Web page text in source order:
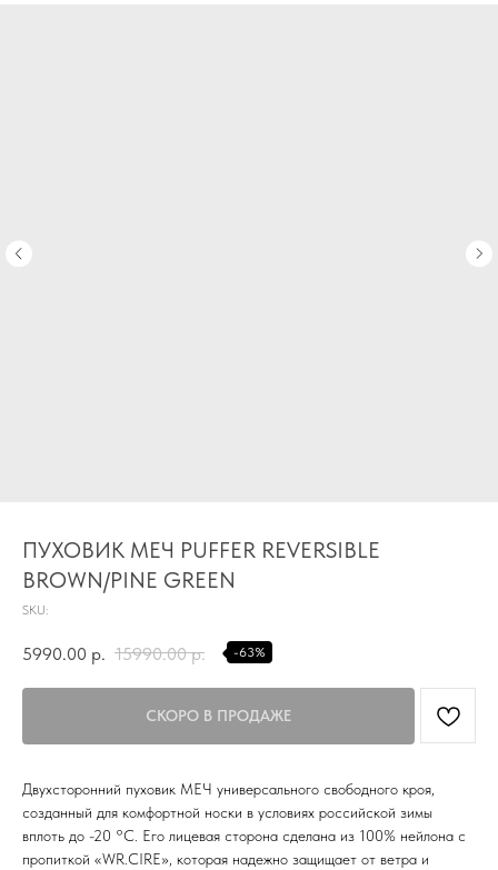
ПУХОВИК МЕЧ PUFFER REVERSIBLE
BROWN/PINE GREEN
SKU:
5990.00 р. 15990.00 р. -63%
Двухсторонний пуховик МЕЧ универсального свободного кроя,
созданный для комфортной носки в условиях российской зимы
вплоть до -20 °С. Его лицевая сторона сделана из 100% нейлона с
пропиткой «WR.CIRE», которая надежно защищает от ветра и